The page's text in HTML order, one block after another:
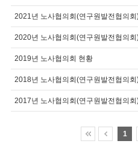
2021년 노사협의회(연구원발전협의
2020년 노사협의회(연구원발전협의
2019년 노사협의회 현황
2018년 노사협의회(연구원발전협의
2017년 노사협의회(연구원발전협의
1